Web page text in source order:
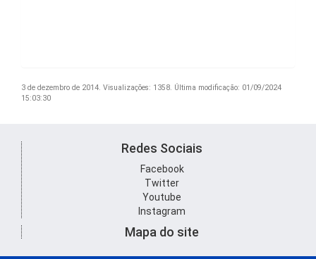
3 de dezembro de 2014. Visualizações: 1358. Última modificação: 01/09/2024
15:03:30
Redes Sociais
Facebook
Twitter
Youtube
Instagram
Mapa do site